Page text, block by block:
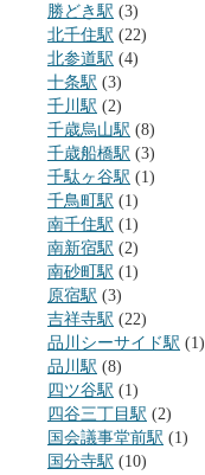
勝どき駅 (3)
北千住駅 (22)
北参道駅 (4)
十条駅 (3)
千川駅 (2)
千歳烏山駅 (8)
千歳船橋駅 (3)
千駄ヶ谷駅 (1)
千鳥町駅 (1)
南千住駅 (1)
南新宿駅 (2)
南砂町駅 (1)
原宿駅 (3)
吉祥寺駅 (22)
品川シーサイド駅 (1)
品川駅 (8)
四ツ谷駅 (1)
四谷三丁目駅 (2)
国会議事堂前駅 (1)
国分寺駅 (10)